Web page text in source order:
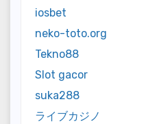
iosbet
neko-toto.org
Tekno88
Slot gacor
suka288
ライブカジノ